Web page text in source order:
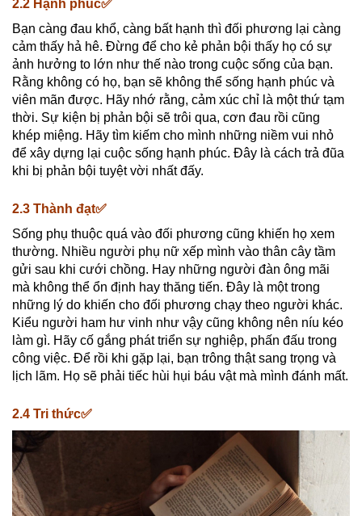
2.2 Hạnh phúc✅
Bạn càng đau khổ, càng bất hạnh thì đối phương lại càng
cảm thấy hả hê. Đừng để cho kẻ phản bội thấy họ có sự
ảnh hưởng to lớn như thế nào trong cuộc sống của bạn.
Rằng không có họ, bạn sẽ không thể sống hạnh phúc và
viên mãn được. Hãy nhớ rằng, cảm xúc chỉ là một thứ tạm
thời. Sự kiện bị phản bội sẽ trôi qua, cơn đau rồi cũng
khép miệng. Hãy tìm kiếm cho mình những niềm vui nhỏ
để xây dựng lại cuộc sống hạnh phúc. Đây là cách trả đũa
khi bị phản bội tuyệt vời nhất đấy.
2.3 Thành đạt✅
Sống phụ thuộc quá vào đối phương cũng khiến họ xem
thường. Nhiều người phụ nữ xếp mình vào thân cây tầm
gửi sau khi cưới chồng. Hay những người đàn ông mãi
mà không thể ổn định hay thăng tiến. Đây là một trong
những lý do khiến cho đối phương chạy theo người khác.
Kiểu người ham hư vinh như vậy cũng không nên níu kéo
làm gì. Hãy cố gắng phát triển sự nghiệp, phấn đấu trong
công việc. Để rồi khi gặp lại, bạn trông thật sang trọng và
lịch lãm. Họ sẽ phải tiếc hùi hụi báu vật mà mình đánh mất.
2.4 Tri thức✅